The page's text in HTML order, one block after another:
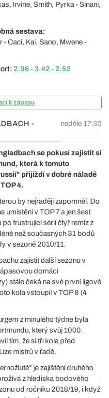
Irvine, Smith, Pyrka - Sinani,
sestava:
Caci, Kai. Sano, Mwene -
2.96 - 3.42 - 2.52
k zápasu
-
neděle 17:30
se pokusí zajistit si
která k tomuto
přijíždí v dobré náladě
4.
by nejraději zapomněl. Do
umístění v TOP 7 a jen šest
frustrující sérii čtyř remíz z
než současných 31 bodů
v sezoně 2010/11.
zajistit další sezonu v
domácí
stále čeká na své první ligové
kola vstoupil v TOP 8 (4
z minulého týdne byla
který svůj 1000.
tím, že si tři kola před
mistrů v řadě.
je zajištění druhého
z hlediska bodového
od ročníku 2018/19, i když